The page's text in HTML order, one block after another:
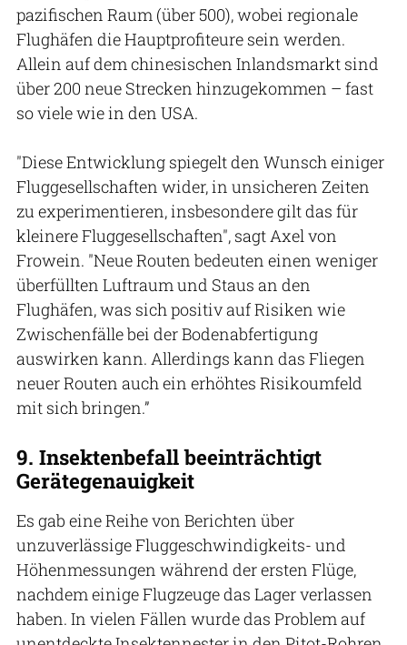
pazifischen Raum (über 500), wobei regionale
Flughäfen die Hauptprofiteure sein werden.
Allein auf dem chinesischen Inlandsmarkt sind
über 200 neue Strecken hinzugekommen – fast
so viele wie in den USA.
"Diese Entwicklung spiegelt den Wunsch einiger
Fluggesellschaften wider, in unsicheren Zeiten
zu experimentieren, insbesondere gilt das für
kleinere Fluggesellschaften", sagt Axel von
Frowein. "Neue Routen bedeuten einen weniger
überfüllten Luftraum und Staus an den
Flughäfen, was sich positiv auf Risiken wie
Zwischenfälle bei der Bodenabfertigung
auswirken kann. Allerdings kann das Fliegen
neuer Routen auch ein erhöhtes Risikoumfeld
mit sich bringen.”
9. Insektenbefall beeinträchtigt
Gerätegenauigkeit
Es gab eine Reihe von Berichten über
unzuverlässige Fluggeschwindigkeits- und
Höhenmessungen während der ersten Flüge,
nachdem einige Flugzeuge das Lager verlassen
haben. In vielen Fällen wurde das Problem auf